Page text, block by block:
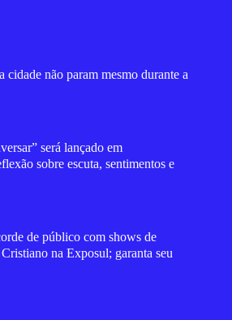
cidade não param mesmo durante a
será lançado em
sobre escuta, sentimentos e
de público com shows de
na Exposul; garanta seu